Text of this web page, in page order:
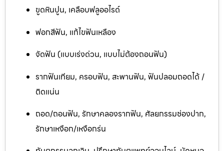
ขูดหินปูน, เคลือบฟลูออไรด์
ฟอกสีฟัน, แก้ไขฟันเหลือง
จัดฟัน (แบบเร่งด่วน, แบบไม่ต้องถอนฟัน)
รากฟันเทียม, ครอบฟัน, สะพานฟัน, ฟันปลอมถอดได้ /
ติดแน่น
ถอด/ถอนฟัน, รักษาคลองรากฟัน, ศัลยกรรมช่องปาก,
รักษาเหงือก/เหงือกร่น